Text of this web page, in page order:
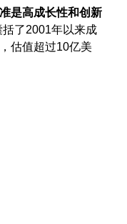
是高成长性和创新
了2001年以来成
估值超过10亿美